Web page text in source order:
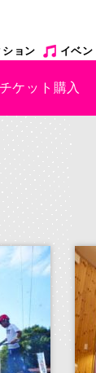
ョン イベ
チケット購入